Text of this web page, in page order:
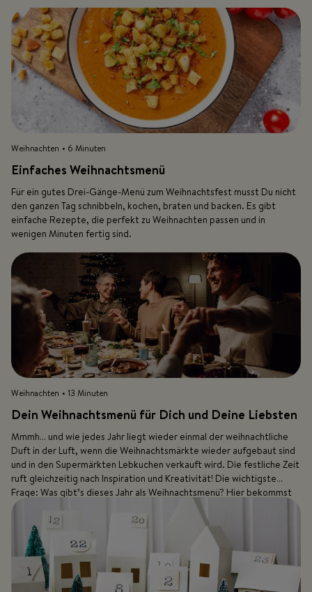
Weihnachten • 6 Minuten
Einfaches Weihnachtsmenü
Für ein gutes Drei-Gänge-Menü zum Weihnachtsfest musst Du nicht
den ganzen Tag schnibbeln, kochen, braten und backen. Es gibt
einfache Rezepte, die perfekt zu Weihnachten passen und in
wenigen Minuten fertig sind.
Weihnachten • 13 Minuten
Dein Weihnachtsmenü für Dich und Deine Liebsten
Mmmh… und wie jedes Jahr liegt wieder einmal der weihnachtliche
Duft in der Luft, wenn die Weihnachtsmärkte wieder aufgebaut sind
und in den Supermärkten Lebkuchen verkauft wird. Die festliche Zeit
ruft gleichzeitig nach Inspiration und Kreativität! Die wichtigste
Frage: Was gibt’s dieses Jahr als Weihnachtsmenü? Hier bekommst
Du die kreative Inspiration, nach der Du suchst.